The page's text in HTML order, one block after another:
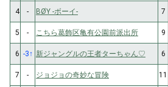
4
- BØY -ボーイ- 7
5
- こちら葛飾区亀有公園前派出所 9
6 -3↑ 新ジャングルの王者ターちゃん♡ 6
7
- ジョジョの奇妙な冒険 11